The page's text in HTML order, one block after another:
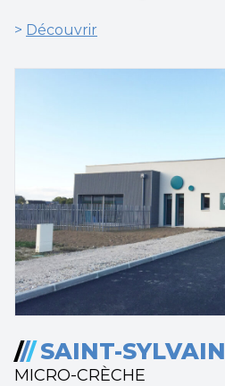
> Découvrir
/// SAINT-SYLVAIN
MICRO-CRÈCHE